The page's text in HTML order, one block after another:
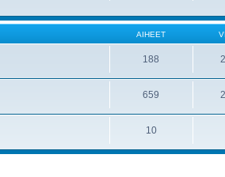
AIHEET
188
659
10